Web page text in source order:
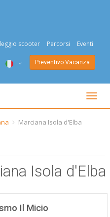
scooter Percorsi Eventi
ENG
FRA
PYC
DAN
Preventivo Vacanza
Togli
Marciana Isola d'Elba
Isola d'Elba
Il Micio